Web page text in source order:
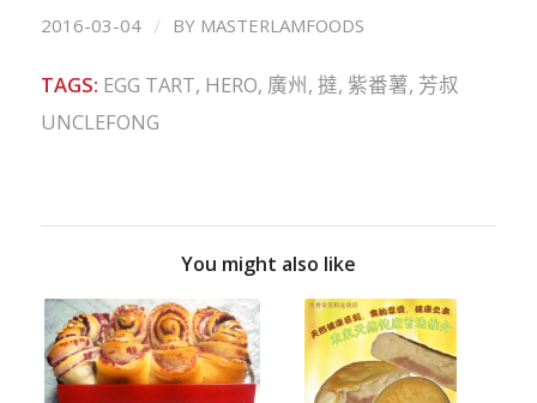
2016-03-04 / BY MASTERLAMFOODS
TAGS: EGG TART, HERO, 廣州, 撻, 紫番薯, 芳叔
UNCLEFONG
You might also like